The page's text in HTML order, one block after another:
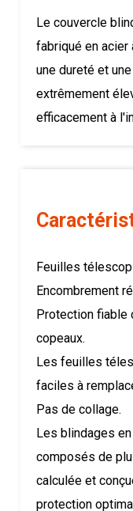
Le couvercle
fabriqué en
une dureté et
extrêmement
efficacement à
Feuilles
Encombrement
Protection fiable
copeaux.
Les feuilles
faciles à
Pas de collage.
Les blindages
composés de
calculée et
protection